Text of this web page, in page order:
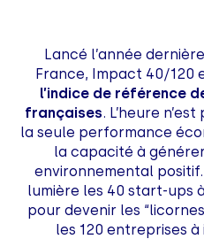
Lancé l’année
France, Impact 40/120
l’indice de référence
françaises. L’heure
la seule performance
la capacité à
environnemental
lumière les 40 start-ups
pour devenir les
les 120 entreprises